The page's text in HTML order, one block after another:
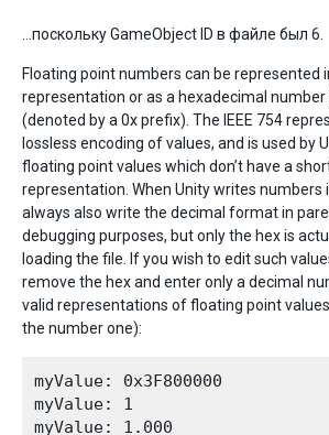
…поскольку GameObject ID в файле был 6.
Floating point numbers can be represented
representation or as a hexadecimal number
(denoted by a 0x prefix). The IEEE 754
lossless encoding of values, and is used by
floating point values which don’t have a
representation. When Unity writes numbers
always also write the decimal format in
debugging purposes, but only the hex is
loading the file. If you wish to edit such
remove the hex and enter only a decimal
valid representations of floating point
the number one):
myValue: 0x3F800000
myValue: 1
myValue: 1.000